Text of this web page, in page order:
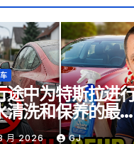
途中为特斯拉进
清洗和保养的最
月 2026 GJ